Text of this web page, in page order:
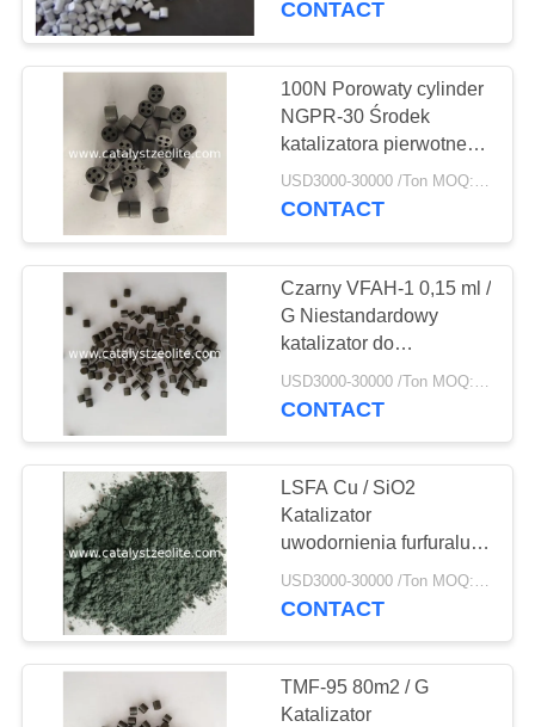
Środki do usuwania
arsenu
16
Dechlorination
Agent
5
Katalizator obróbki
wodorem
69
CONTACT
100N Porowaty cylinder
NGPR-30 Środek
katalizatora pierwotnego
reformatora
USD3000-30000 /Ton MOQ:1 KG
CONTACT
Czarny VFAH-1 0,15 ml /
G Niestandardowy
katalizator do
uwodornienia
CONTACT
LSFA Cu / SiO2
Katalizator
uwodornienia furfuralu
do alkoholu
furfurylowego
USD3000-30000 /Ton MOQ:1 KG
CONTACT
TMF-95 80m2 / G
Katalizator